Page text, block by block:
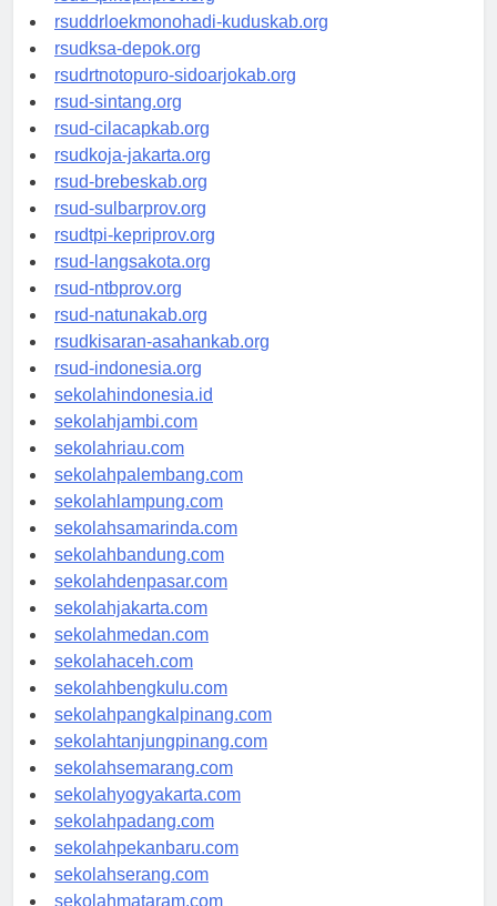
rsud-tpikepriprov.org
rsuddrloekmonohadi-kuduskab.org
rsudksa-depok.org
rsudrtnotopuro-sidoarjokab.org
rsud-sintang.org
rsud-cilacapkab.org
rsudkoja-jakarta.org
rsud-brebeskab.org
rsud-sulbarprov.org
rsudtpi-kepriprov.org
rsud-langsakota.org
rsud-ntbprov.org
rsud-natunakab.org
rsudkisaran-asahankab.org
rsud-indonesia.org
sekolahindonesia.id
sekolahjambi.com
sekolahriau.com
sekolahpalembang.com
sekolahlampung.com
sekolahsamarinda.com
sekolahbandung.com
sekolahdenpasar.com
sekolahjakarta.com
sekolahmedan.com
sekolahaceh.com
sekolahbengkulu.com
sekolahpangkalpinang.com
sekolahtanjungpinang.com
sekolahsemarang.com
sekolahyogyakarta.com
sekolahpadang.com
sekolahpekanbaru.com
sekolahserang.com